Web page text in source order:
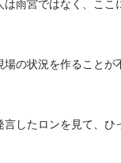
は雨宮ではなく、ここ
場の状況を作ることが
言したロンを見て、ひ